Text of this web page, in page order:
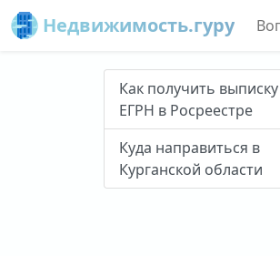
Недвижимость.гуру
Как получить
ЕГРН в Росреестре
Куда направиться в
Курганской области